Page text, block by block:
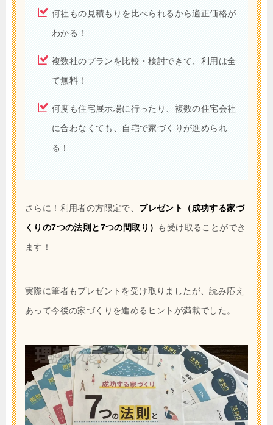
何社もの見積もりを比べられるから適正価格が
わかる！
複数社のプランを比較・検討できて、利用は全
て無料！
何度も住宅展示場に行ったり、複数の住宅会社
に合わなくても、自宅で家づくりが進められ
る！
さらに！利用者の方限定で、 プレゼント（成功する家づ
くりの7つの法則と7つの間取り） も受け取ることができ
ます！
実際に筆者もプレゼントを受け取りましたが、読み応え
あって今後の家づくりを進めるヒントが満載でした。